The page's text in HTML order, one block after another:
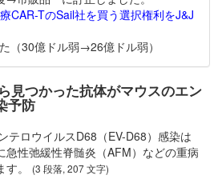
CAR-TのSail社を買う選択権利をJ&J
（30億ドル弱→26億ドル弱）
見つかった抗体がマウスのエン
予防
テロウイルスD68（EV-D68）感染は
急性弛緩性脊髄炎（AFM）などの重病
。
(3 段落, 207 文字)